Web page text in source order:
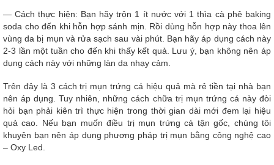
— Cách thực hiện: Bạn hãy trộn 1 ít nước với 1 thìa cà phê baking
soda cho đến khi hỗn hợp sánh mịn. Rồi dùng hỗn hợp này thoa lên
vùng da bị mụn và rửa sạch sau vài phút. Bạn hãy áp dụng cách này
2-3 lần một tuần cho đến khi thấy kết quả. Lưu ý, bạn không nên áp
dụng cách này với những làn da nhạy cảm.
Trên đây là 3 cách trị mụn trứng cá hiệu quả mà rẻ tiền tại nhà bạn
nên áp dụng. Tuy nhiên, những cách chữa trị mụn trứng cá này đòi
hỏi bạn phải kiên trì thực hiện trong thời gian dài mới đem lại hiệu
quả cao. Nếu bạn muốn điều trị mụn trứng cá tận gốc, chúng tôi
khuyên bạn nên áp dụng phương pháp trị mụn bằng công nghệ cao
– Oxy Led.